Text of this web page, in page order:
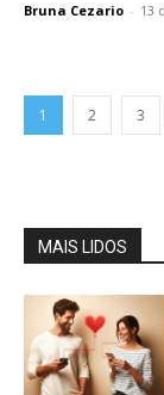
Bruna Cezario - 13
1 2 3
MAIS LIDOS